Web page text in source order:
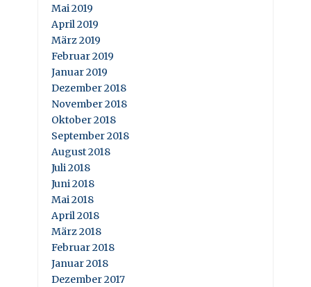
Mai 2019
April 2019
März 2019
Februar 2019
Januar 2019
Dezember 2018
November 2018
Oktober 2018
September 2018
August 2018
Juli 2018
Juni 2018
Mai 2018
April 2018
März 2018
Februar 2018
Januar 2018
Dezember 2017